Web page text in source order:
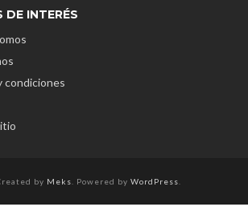
DE INTERÉS
condiciones
by Meks . Powered by WordPress